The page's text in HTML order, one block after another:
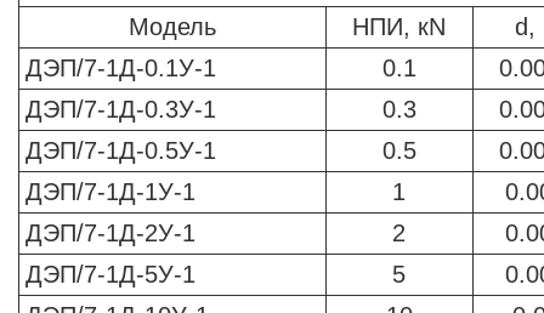
Модель
НПИ, кN
d,
ДЭП/7-1Д-0.1У-1
0.1
ДЭП/7-1Д-0.3У-1
0.3
ДЭП/7-1Д-0.5У-1
0.5
ДЭП/7-1Д-1У-1
1
ДЭП/7-1Д-2У-1
2
ДЭП/7-1Д-5У-1
5